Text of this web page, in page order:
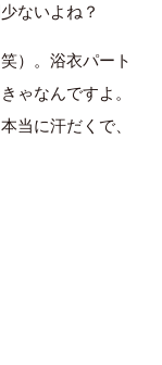
ないよね？
）。浴衣パート
ゃなんですよ。
当に汗だくで、